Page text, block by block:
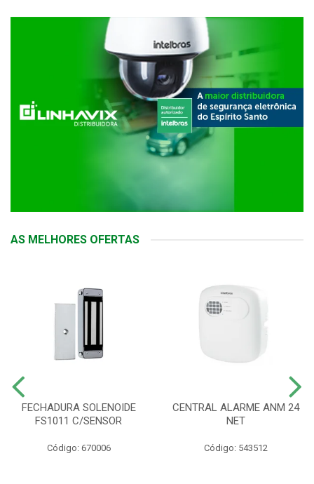
AS MELHORES OFERTAS
FECHADURA SOLENOIDE
FS1011 C/SENSOR
Código: 670006
CENTRAL ALARME ANM 24
NET
Código: 543512